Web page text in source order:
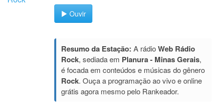
Ouvir
Resumo da Estação: A rádioWeb Rádio
Rock, sediada em Planura - Minas Gerais,
é focada em conteúdos e músicas do gênero
Rock. Ouça a programação ao vivo e online
grátis agora mesmo pelo Rankeador.